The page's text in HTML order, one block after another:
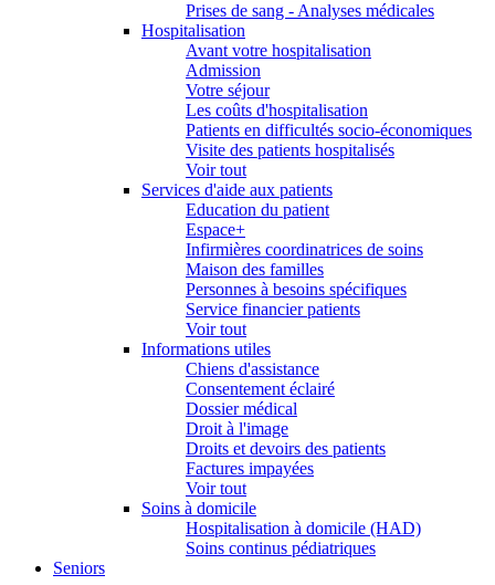
Prises de sang - Analyses médicales
Hospitalisation
Avant votre hospitalisation
Admission
Votre séjour
Les coûts d'hospitalisation
Patients en difficultés socio-économiques
Visite des patients hospitalisés
Voir tout
Services d'aide aux patients
Education du patient
Espace+
Infirmières coordinatrices de soins
Maison des familles
Personnes à besoins spécifiques
Service financier patients
Voir tout
Informations utiles
Chiens d'assistance
Consentement éclairé
Dossier médical
Droit à l'image
Droits et devoirs des patients
Factures impayées
Voir tout
Soins à domicile
Hospitalisation à domicile (HAD)
Soins continus pédiatriques
Seniors